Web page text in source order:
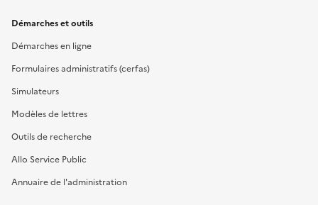
Démarches et outils
Démarches en ligne
Formulaires administratifs (cerfas)
Simulateurs
Modèles de lettres
Outils de recherche
Allo Service Public
Annuaire de l'administration